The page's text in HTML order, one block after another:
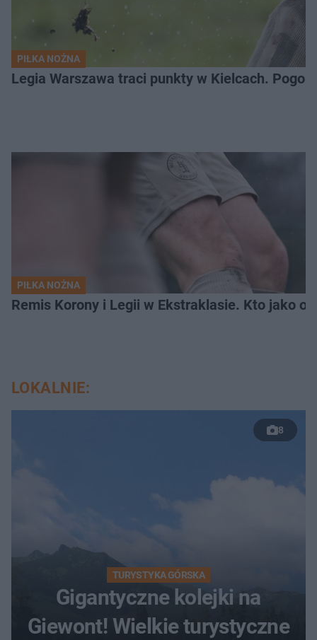
PIŁKA NOŻNA
Legia Warszawa traci punkty w Kielcach.
PIŁKA NOŻNA
Remis Korony i Legii w Ekstraklasie. Kto jako
LOKALNIE:
8
TURYSTYKA GÓRSKA
Gigantyczne kolejki na
Giewont! Wielkie turystyczne